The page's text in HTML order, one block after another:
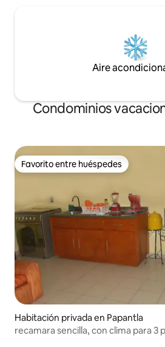
Aire
Condominios
Favorito entre huéspedes
Favorito entre huéspedes
Habitación privada en Papantla
recamara sencilla, con clima para 3